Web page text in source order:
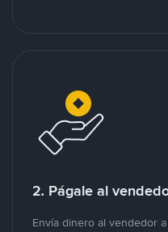
2. Págale al
Envía dinero al vendedor